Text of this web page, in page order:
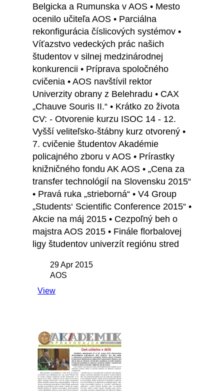
Belgicka a Rumunska v AOS • Mesto
ocenilo učiteľa AOS • Parciálna
rekonfigurácia číslicových systémov •
Víťazstvo vedeckých prác našich
študentov v silnej medzinárodnej
konkurencii • Príprava spoločného
cvičenia • AOS navštívil rektor
Univerzity obrany z Belehradu • CAX
„Chauve Souris II.“ • Krátko zo života
CV: - Otvorenie kurzu ISOC 14 - 12.
Vyšší veliteľsko-štábny kurz otvorený •
7. cvičenie študentov Akadémie
policajného zboru v AOS • Prírastky
knižničného fondu AK AOS • „Cena za
transfer technológií na Slovensku 2015“
• Pravá ruka „strieborná“ • V4 Group
„Students‘ Scientific Conference 2015“ •
Akcie na máj 2015 • Cezpoľný beh o
majstra AOS 2015 • Finále florbalovej
ligy študentov univerzít regiónu stred
29 Apr 2015
AOS
View